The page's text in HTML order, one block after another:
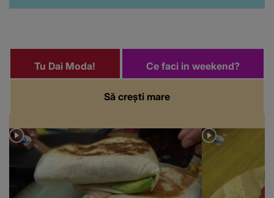
Să crești mare
Tu Dai Moda! Ce faci in weekend?